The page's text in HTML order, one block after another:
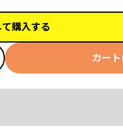
購入する
カー